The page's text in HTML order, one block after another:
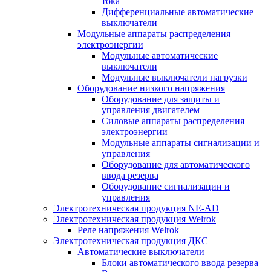
Дифференциальные автоматические
выключатели
Модульные аппараты распределения
электроэнергии
Модульные автоматические
выключатели
Модульные выключатели нагрузки
Оборудование низкого напряжения
Оборудование для защиты и
управления двигателем
Силовые аппараты распределения
электроэнергии
Модульные аппараты сигнализации и
управления
Оборудование для автоматического
ввода резерва
Оборудование сигнализации и
управления
Электротехническая продукция NE-AD
Электротехническая продукция Welrok
Реле напряжения Welrok
Электротехническая продукция ДКС
Автоматические выключатели
Блоки автоматического ввода резерва